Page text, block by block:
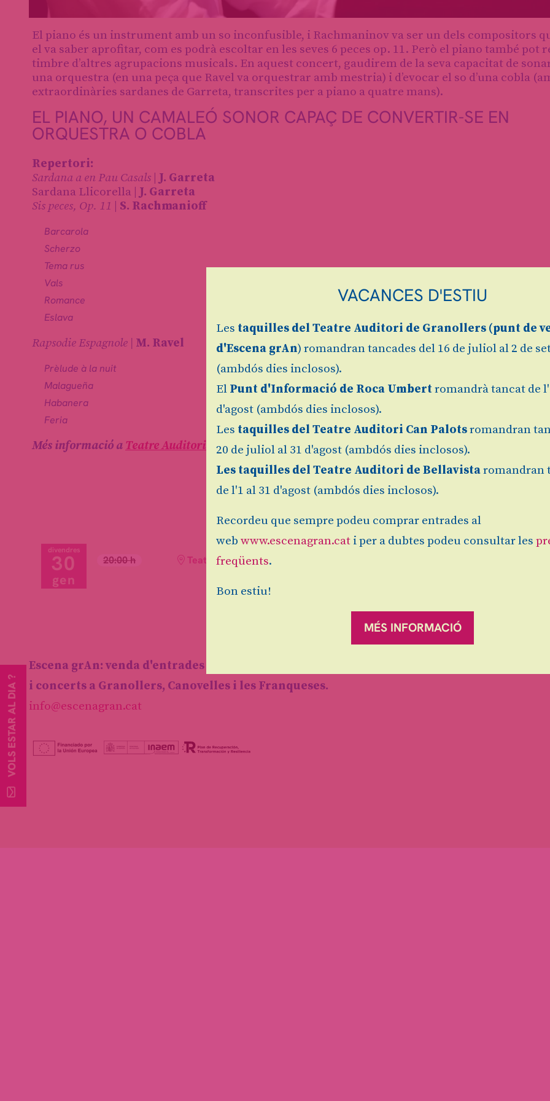
VOLS ESTAR AL DIA ?
El piano és un instrument amb un so inconfusible, i Rachmaninov va ser un dels compositors
el va saber aprofitar, com es podrà escoltar en les seves 6 peces op. 11. Però el piano també pot
timbre d’altres agrupacions musicals. En aquest concert, gaudirem de la seva capacitat de
una orquestra (en una peça que Ravel va orquestrar amb mestria) i d’evocar el so d’una cobla
extraordinàries sardanes de Garreta, transcrites per a piano a quatre mans).
EL PIANO, UN CAMALEÓ SONOR CAPAÇ DE CONVERTIR-SE EN
ORQUESTRA O COBLA
Repertori:
Sardana a en Pau Casals | J. Garreta
Sardana Llicorella | J. Garreta
Sis peces, Op. 11 | S. Rachmanioff
Barcarola
Scherzo
Tema rus
Vals
Romance
Eslava
Rapsodie Espagnole | M. Ravel
Prèlude à la nuit
Malagueña
Habanera
Feria
Més informació a Teatre Auditori de Granollers .
divendres
30
gen
20:00 h Teatre Auditori de Granollers
Escena grAn: venda d'entrades d'espectacles
i concerts a Granollers, Canovelles i les Franqueses.
info@escenagran.cat
VACANCES D'ESTIU
Les taquilles del Teatre Auditori de Granollers (punt de
d'Escena grAn) romandran tancades del 16 de juliol al 2 de
(ambdós dies inclosos).
El Punt d'Informació de Roca Umbertromandrà tancat de
d'agost (ambdós dies inclosos).
Les taquilles del Teatre Auditori Can Palotsromandran
20 de juliol al 31 d'agost (ambdós dies inclosos).
Les taquilles del Teatre Auditori de Bellavistaromandran
de l'1 al 31 d'agost (ambdós dies inclosos).
Recordeu que sempre podeu comprar entrades al
web www.escenagran.cat i per a dubtes podeu consultar les
freqüents.
Bon estiu!
MÉS INFORMACIÓ